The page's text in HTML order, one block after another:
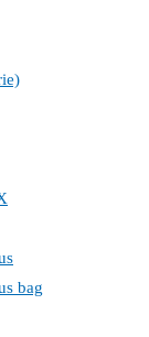
bag